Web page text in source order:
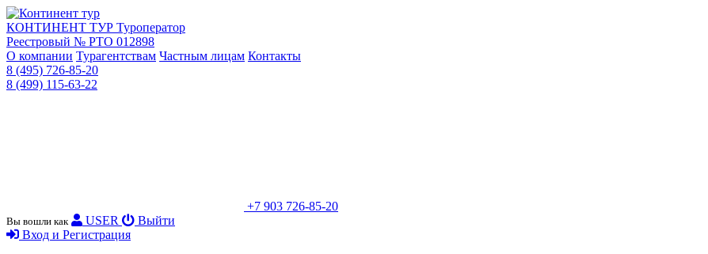
КОНТИНЕНТ ТУР Туроператор
Реестровый № РТО 012898
О компании Турагентствам Частным лицам Контакты
8 (495) 726-85-20
8 (499) 115-63-22
+7 903 726-85-20
Вы вошли как USER
Выйти
Вход и Регистрация